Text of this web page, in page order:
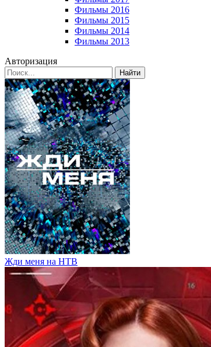
Фильмы 2016
Фильмы 2015
Фильмы 2014
Фильмы 2013
Авторизация
Найти
Жди меня на НТВ